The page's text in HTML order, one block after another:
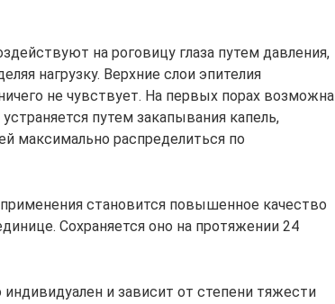
на роговицу глаза путем давления,
нагрузку. Верхние слои эпителия
не чувствует. На первых порах возможна
путем закапывания капель,
максимально распределиться по
становится повышенное качество
Сохраняется оно на протяжении 24
и зависит от степени тяжести